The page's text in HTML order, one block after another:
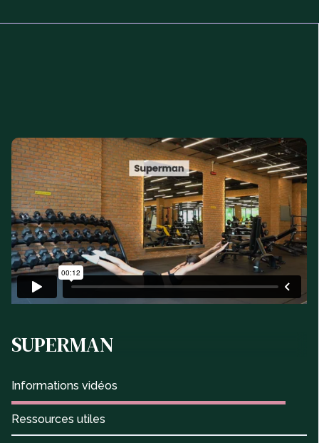
SUPERMAN
Informations vidéos
Ressources utiles